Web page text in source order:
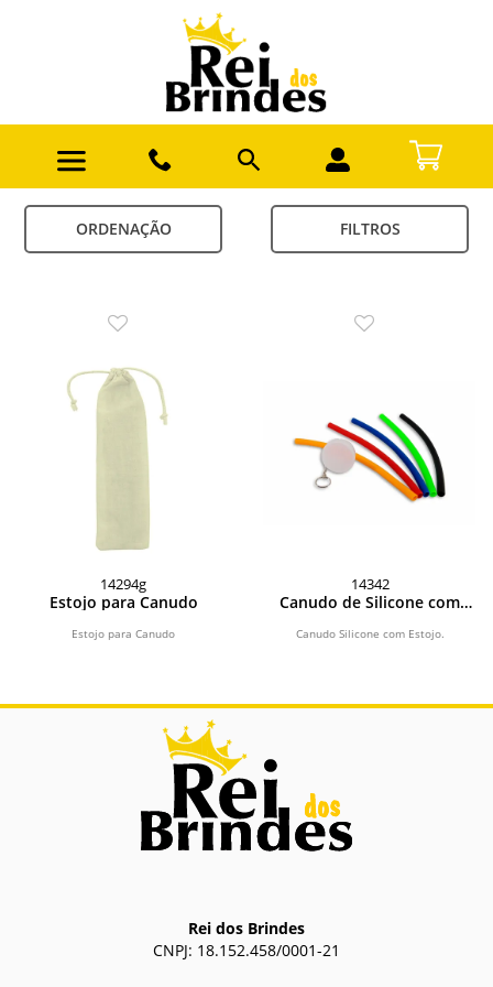
ORDENAÇÃO FILTROS
14294g
Estojo para Canudo
Estojo para Canudo
14342
Canudo de Silicone com
Canudo Silicone com Estojo.
Rei dos Brindes
CNPJ: 18.152.458/0001-21